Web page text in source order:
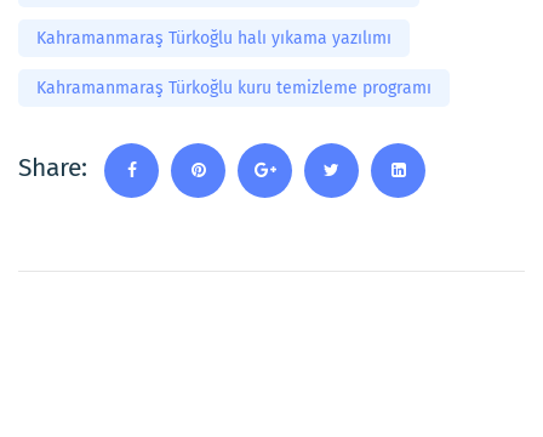
Kahramanmaraş Türkoğlu halı yıkama yazılımı
Kahramanmaraş Türkoğlu kuru temizleme programı
Share: